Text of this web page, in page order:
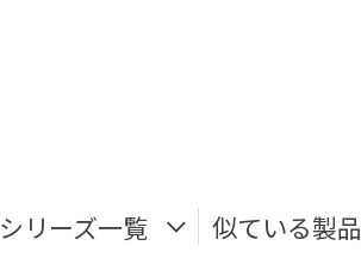
シリーズ一覧 似ている製品